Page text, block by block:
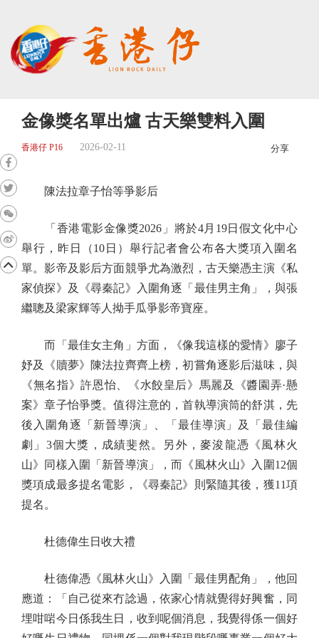
金像獎名單出爐 古天樂雙料入圍
香港仔 P16 2026-02-11 分享
陳法拉章子怡等爭影后
「香港電影金像獎2026」將於4月19日假文化中心
舉行，昨日（10日）舉行記者會公布各大獎項入圍名
單。影帝及影后方面競爭尤為激烈，古天樂憑主演《私
家偵探》及《尋秦記》入圍角逐「最佳男主角」，與張
繼聰及梁家輝等人拗手瓜爭影帝寶座。
而「最佳女主角」方面，《像我這樣的愛情》廖子
妤及《贖夢》陳法拉齊齊上榜，初嘗角逐影后滋味，與
《無名指》許恩怡、《水餃皇后》馬麗及《醬園弄·懸
案》章子怡爭獎。值得注意的，首執導演筒的舒淇，先
後入圍角逐「新晉導演」、「最佳導演」及「最佳編
劇」3個大獎，成績斐然。另外，麥浚龍憑《風林火
山》同樣入圍「新晉導演」，而《風林火山》入圍12個
獎項成最多提名電影，《尋秦記》則緊隨其後，獲11項
提名。
杜德偉生日收大禮
杜德偉憑《風林火山》入圍「最佳男配角」，他回
應道：「自己從來冇諗過，依家心情就覺得好興奮，同
埋咁啱今日係我生日，收到呢個消息，我覺得係一個好